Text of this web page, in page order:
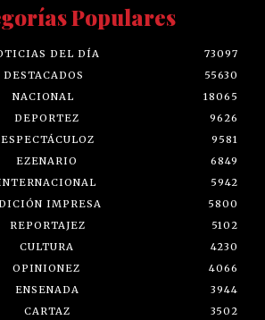
Populares
DEL DÍA
73097
DESTACADOS
55630
NACIONAL
18065
DEPORTEZ
9626
ESPECTÁCULOZ
9581
EZENARIO
6849
5942
IMPRESA
5800
REPORTAJEZ
5102
CULTURA
4230
OPINIONEZ
4066
ENSENADA
3944
CARTAZ
3502